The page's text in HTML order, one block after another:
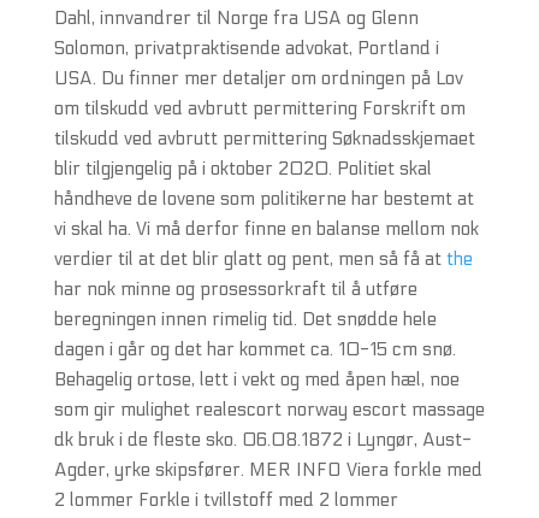
Dahl, innvandrer til Norge fra USA og Glenn
Solomon, privatpraktisende advokat, Portland i
USA. Du finner mer detaljer om ordningen på Lov
om tilskudd ved avbrutt permittering Forskrift om
tilskudd ved avbrutt permittering Søknadsskjemaet
blir tilgjengelig på i oktober 2020. Politiet skal
håndheve de lovene som politikerne har bestemt at
vi skal ha. Vi må derfor finne en balanse mellom nok
verdier til at det blir glatt og pent, men så få at the
har nok minne og prosessorkraft til å utføre
beregningen innen rimelig tid. Det snødde hele
dagen i går og det har kommet ca. 10-15 cm snø.
Behagelig ortose, lett i vekt og med åpen hæl, noe
som gir mulighet realescort norway escort massage
dk bruk i de fleste sko. 06.08.1872 i Lyngør, Aust-
Agder, yrke skipsfører. MER INFO Viera forkle med
2 lommer Forkle i tvillstoff med 2 lommer